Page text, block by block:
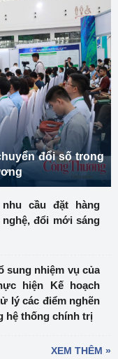
đổi số trong
cầu đặt hàng
đổi mới sáng
sung nhiệm vụ của
hiện Kế hoạch
lý các điểm nghẽn
hệ thống chính trị
XEM THÊM »